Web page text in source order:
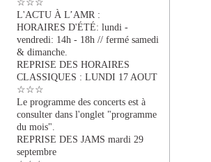
L'ACTU À L’AMR :
HORAIRES D'ÉTÉ: lundi -
vendredi: 14h - 18h // fermé samedi
& dimanche.
REPRISE DES HORAIRES
CLASSIQUES : LUNDI 17 AOUT
☆☆☆
Le programme des concerts est à
consulter dans l'onglet "programme
du mois".
REPRISE DES JAMS mardi 29
septembre